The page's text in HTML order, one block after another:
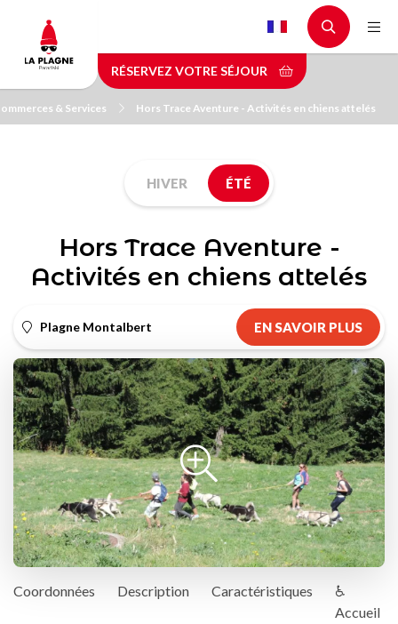
contenu
principal
RÉSERVEZ VOTRE SÉJOUR
& Services Hors Trace Aventure - Activités en chiens attelés
HIVER ÉTÉ
Hors Trace Aventure -
Activités en chiens attelés
Plagne Montalbert EN SAVOIR PLUS
Coordonnées Description Caractéristiques
♿
Accueil